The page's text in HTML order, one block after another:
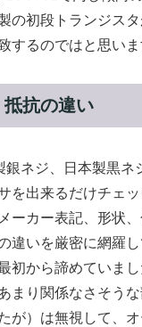
の初段トランジス
するのではと思いま
抵抗の違い
銀ネジ、日本製黒ネ
を出来るだけチェッ
ーカー表記、形状
違いを厳密に網羅
初から諦めていま
まり関係なさそう
が）は無視して、